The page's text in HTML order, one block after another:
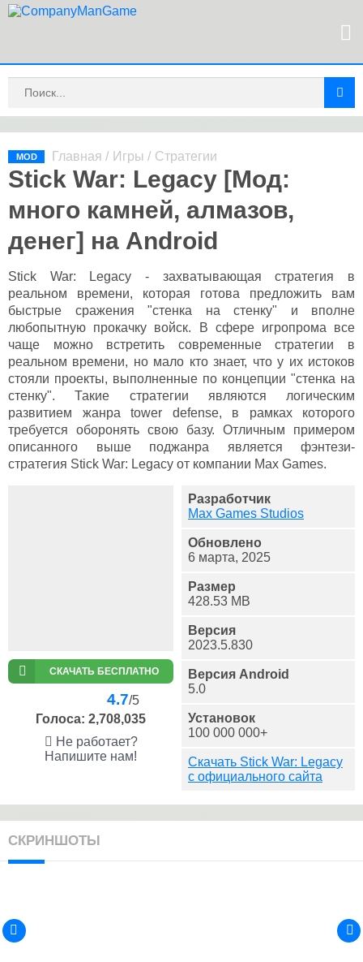
MOD Главная / Игры / Стратегии
Stick War: Legacy [Мод:
много камней, алмазов,
денег] на Android
Stick War: Legacy - захватывающая стратегия в
реальном времени, которая готова предложить вам
быстрые сражения "стенка на стенку" и вполне
любопытную прокачку войск. В сфере игропрома все
чаще можно встретить современные стратегии в
реальном времени, но мало кто знает, что у их истоков
стояли проекты, выполненные по концепции "стенка на
стенку". Такие стратегии являются логическим
развитием жанра tower defense, в рамках которого
требуется оборонять свою базу. Отличным примером
описанного выше поджанра является фэнтези-
стратегия Stick War: Legacy от компании Max Games.
СКАЧАТЬ БЕСПЛАТНО
4.7/5
Голоса: 2,708,035
Не работает?
Напишите нам!
Разработчик
Max Games Studios
Обновлено
6 марта, 2025
Размер
428.53 MB
Версия
2023.5.830
Версия Android
5.0
Установок
100 000 000+
Скачать Stick War: Legacy
с официального сайта
СКРИНШОТЫ